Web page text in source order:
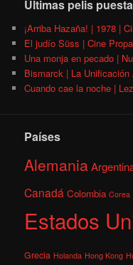
Últimas pelis
¡Arriba Hazaña! | 1978 |
El judío Süss | Cine
Una monja en pecado |
Bismarck | La Unificación
Cuando cae la noche |
Países
Alemania
Canadá Colombia Corea
Estados
Grecia Holanda Hong Kong